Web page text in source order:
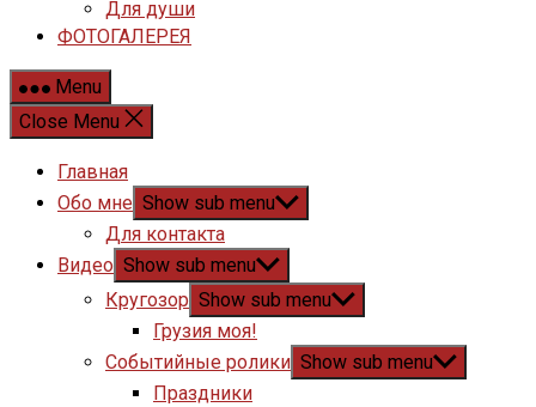
Для души
ФОТОГАЛЕРЕЯ
Menu
Close Menu
Главная
Обо мне Show sub menu
Для контакта
Видео Show sub menu
Кругозор Show sub menu
Грузия моя!
Событийные ролики Show sub menu
Праздники